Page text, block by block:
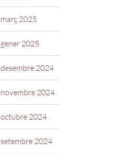
març 2025
gener 2025
desembre 2024
novembre 2024
octubre 2024
setembre 2024